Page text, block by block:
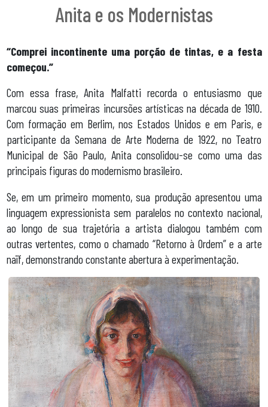
Anita e os Modernistas
“Comprei incontinente uma porção de tintas, e a festa
começou.”
Com essa frase, Anita Malfatti recorda o entusiasmo que
marcou suas primeiras incursões artísticas na década de 1910.
Com formação em Berlim, nos Estados Unidos e em Paris, e
participante da Semana de Arte Moderna de 1922, no Teatro
Municipal de São Paulo, Anita consolidou-se como uma das
principais figuras do modernismo brasileiro.
Se, em um primeiro momento, sua produção apresentou uma
linguagem expressionista sem paralelos no contexto nacional,
ao longo de sua trajetória a artista dialogou também com
outras vertentes, como o chamado “Retorno à Ordem” e a arte
naïf, demonstrando constante abertura à experimentação.